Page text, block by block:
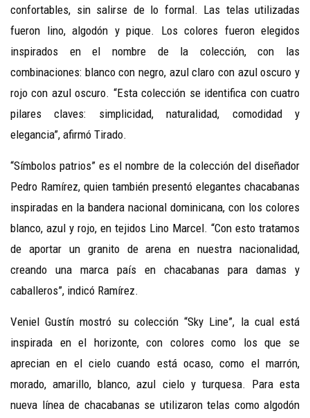
confortables, sin salirse de lo formal. Las telas utilizadas
fueron lino, algodón y pique. Los colores fueron elegidos
inspirados en el nombre de la colección, con las
combinaciones: blanco con negro, azul claro con azul oscuro y
rojo con azul oscuro. “Esta colección se identifica con cuatro
pilares claves: simplicidad, naturalidad, comodidad y
elegancia”, afirmó Tirado.
“Símbolos patrios” es el nombre de la colección del diseñador
Pedro Ramírez, quien también presentó elegantes chacabanas
inspiradas en la bandera nacional dominicana, con los colores
blanco, azul y rojo, en tejidos Lino Marcel. “Con esto tratamos
de aportar un granito de arena en nuestra nacionalidad,
creando una marca país en chacabanas para damas y
caballeros”, indicó Ramírez.
Veniel Gustín mostró su colección “Sky Line”, la cual está
inspirada en el horizonte, con colores como los que se
aprecian en el cielo cuando está ocaso, como el marrón,
morado, amarillo, blanco, azul cielo y turquesa. Para esta
nueva línea de chacabanas se utilizaron telas como algodón